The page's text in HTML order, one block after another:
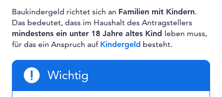
Baukindergeld richtet sich an Familien mit Kindern.
Das bedeutet, dass im Haushalt des Antragstellers
mindestens ein unter 18 Jahre altes Kind leben muss,
für das ein Anspruch auf Kindergeld besteht.
Wichtig